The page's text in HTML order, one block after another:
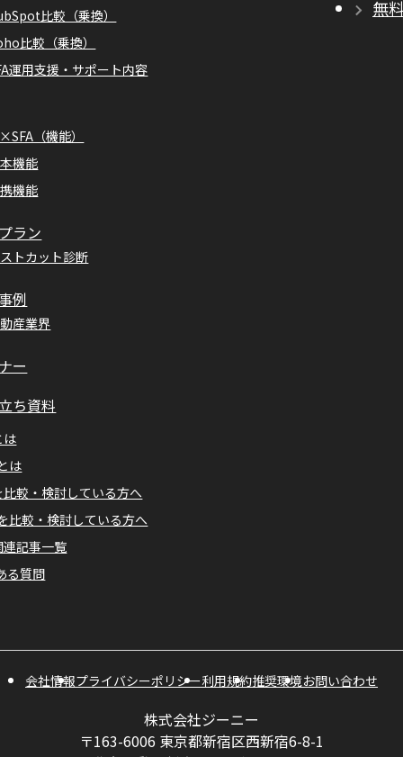
比較（乗換）
比較（乗換）
運用支援・サポート内容
（機能）
機能
機能
ラン
トカット診断
例
産業界
ー
ち資料
は
は
比較・検討している方へ
比較・検討している方へ
連記事一覧
る質問
無
会社情報プライバシーポリシー利用規約推奨環境お問い合わせ
株式会社ジーニー
〒163-6006 東京都新宿区西新宿6-8-1